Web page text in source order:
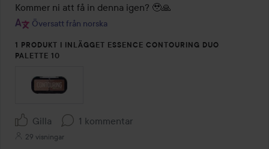
Kommer ni att få in denna igen? 🥹🙏
Översatt från norska
1 PRODUKT I INLÄGGET ESSENCE CONTOURING DUO
PALETTE 10
Gilla 1 kommentar
29 visningar